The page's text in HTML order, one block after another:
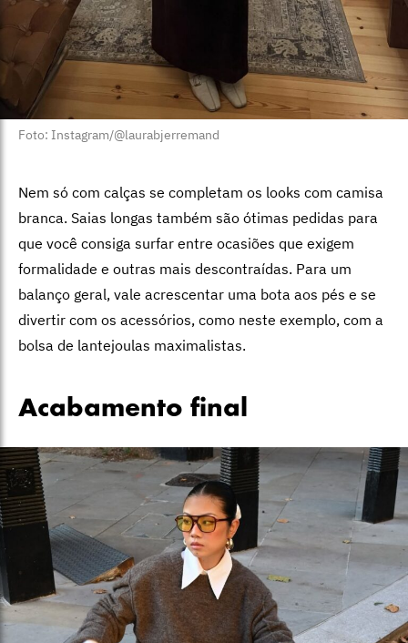
Foto: Instagram/@laurabjerremand
Nem só com calças se completam os looks com camisa
branca. Saias longas também são ótimas pedidas para
que você consiga surfar entre ocasiões que exigem
formalidade e outras mais descontraídas. Para um
balanço geral, vale acrescentar uma bota aos pés e se
divertir com os acessórios, como neste exemplo, com a
bolsa de lantejoulas maximalistas.
Acabamento final